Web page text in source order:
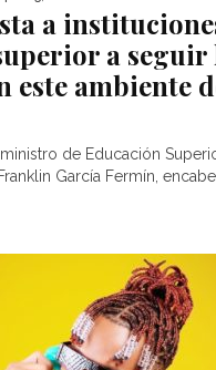
a
a
este ambiente
de Educación
García Fermín,